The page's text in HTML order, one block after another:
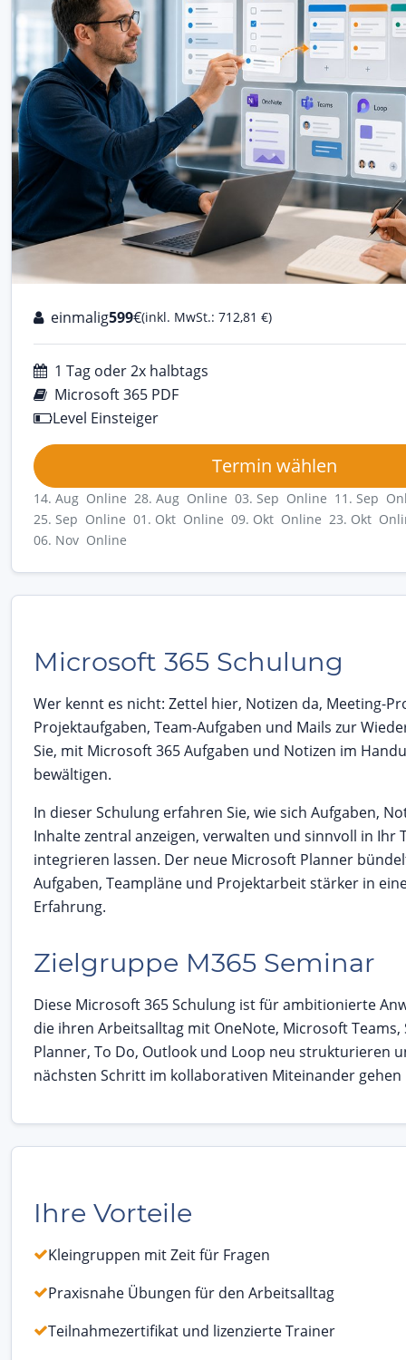
einmalig599€(inkl. MwSt.: 712,81 €)
1 Tag oder 2x halbtags
Microsoft 365 PDF
Level Einsteiger
Termin wählen
14. Aug Online 28. Aug Online 03. Sep Online 11. Sep
25. Sep Online 01. Okt Online 09. Okt Online 23. Okt
06. Nov Online
Microsoft 365 Schulung
Wer kennt es nicht: Zettel hier, Notizen da, Meeting-
Projektaufgaben, Team-Aufgaben und Mails zur
Sie, mit Microsoft 365 Aufgaben und Notizen im
bewältigen.
In dieser Schulung erfahren Sie, wie sich Aufgaben,
Inhalte zentral anzeigen, verwalten und sinnvoll in Ihr
integrieren lassen. Der neue Microsoft Planner
Aufgaben, Teampläne und Projektarbeit stärker in
Erfahrung.
Zielgruppe M365 Seminar
Diese Microsoft 365 Schulung ist für ambitionierte
die ihren Arbeitsalltag mit OneNote, Microsoft Teams,
Planner, To Do, Outlook und Loop neu strukturieren
nächsten Schritt im kollaborativen Miteinander
Ihre Vorteile
Kleingruppen mit Zeit für Fragen
Praxisnahe Übungen für den Arbeitsalltag
Teilnahmezertifikat und lizenzierte Trainer